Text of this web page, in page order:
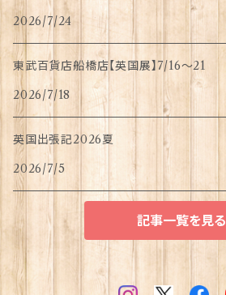
2026/7/24
東武百貨店船橋店【英国展】7/16～21
2026/7/18
英国出張記2026夏
2026/7/5
記事一覧を見る